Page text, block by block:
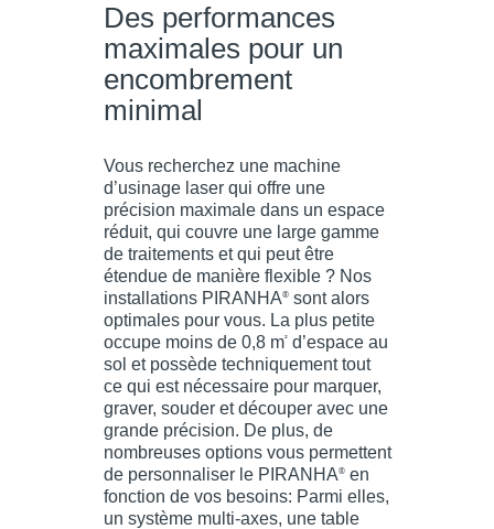
Des performances
maximales pour un
encombrement
minimal
Vous recherchez une machine
d’usinage laser qui offre une
précision maximale dans un espace
réduit, qui couvre une large gamme
de traitements et qui peut être
étendue de manière flexible ? Nos
installations PIRANHA®sont alors
optimales pour vous. La plus petite
occupe moins de 0,8 m²d’espace au
sol et possède techniquement tout
ce qui est nécessaire pour marquer,
graver, souder et découper avec une
grande précision. De plus, de
nombreuses options vous permettent
de personnaliser le PIRANHA®en
fonction de vos besoins: Parmi elles,
un système multi-axes, une table